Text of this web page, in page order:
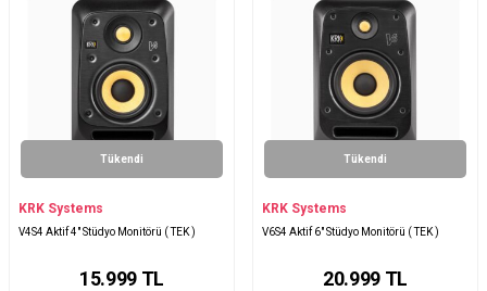
Tükendi
KRK Systems
V4S4 Aktif 4" Stüdyo Monitörü ( TEK )
15.999TL
Tükendi
KRK Systems
V6S4 Aktif 6" Stüdyo Monitörü ( TEK )
20.999TL